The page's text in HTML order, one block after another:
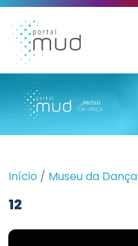
Início / Museu da Dança
12